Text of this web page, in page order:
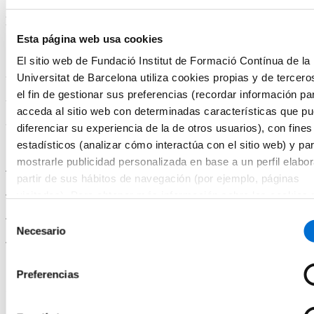
Esta página web usa cookies
El sitio web de Fundació Institut de Formació Contínua de la
Universitat de Barcelona utiliza cookies propias y de
el fin de gestionar sus preferencias (recordar información
acceda al sitio web con determinadas características que
diferenciar su experiencia de la de otros usuarios), con fines
estadísticos (analizar cómo interactúa con el sitio web) y
mostrarle publicidad personalizada en base a un perfil
partir de sus hábitos de navegación (por ejemplo, páginas
Selección
Necesario
Preferencias
2.2. Estrategias para mejorar la planificación, la organización y el
uso del tiempo, equilibrando la reflexión con la acción
3. Liderazgo empático y desarrollo de competencias interpersonales
3.1. Exploración del papel de la empatía en la dirección de equipos
3.2. Desarrollo de habilidades blandas
4. Comunicación efectiva y escucha activa
4.1. Trabajo práctico sobre la comunicación clara y asertiva
4.2. Técnicas de escucha activa y transmisión de mensajes
4.3. Feedback constructivo orientado al desarrollo del equipo